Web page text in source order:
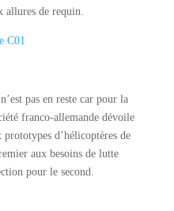
allures de requin.
pas en reste car pour la
franco-allemande dévoile
d’hélicoptères de
aux besoins de lutte
pour le second.